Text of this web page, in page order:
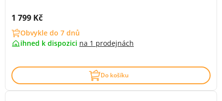
Cena s DPH:
1 799 Kč
Obvykle do 7 dnů
ihned k dispozici na 1 prodejnách
Do košíku